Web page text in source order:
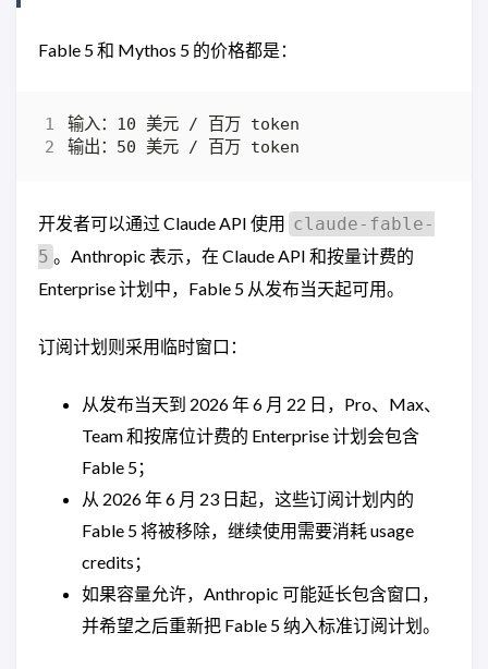
Fable 5 和 Mythos 5 的价格都是：
开发者可以通过 Claude API 使用 claude-fable-
5 。Anthropic 表示，在 Claude API 和按量计费的
Enterprise 计划中，Fable 5 从发布当天起可用。
订阅计划则采用临时窗口：
从发布当天到 2026 年 6 月 22 日，Pro、Max、
Team 和按席位计费的 Enterprise 计划会包含
Fable 5；
从 2026 年 6 月 23 日起，这些订阅计划内的
Fable 5 将被移除，继续使用需要消耗 usage
credits；
如果容量允许，Anthropic 可能延长包含窗口，
并希望之后重新把 Fable 5 纳入标准订阅计划。